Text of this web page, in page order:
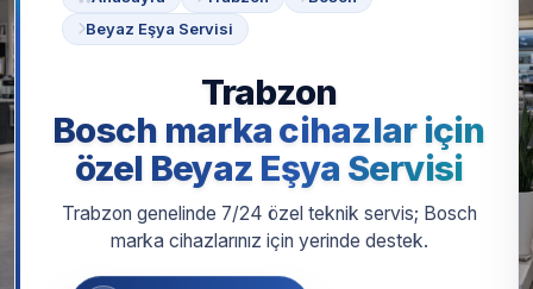
Beyaz Eşya Servisi
Trabzon
Bosch marka cihazlar için
özel Beyaz Eşya Servisi
Trabzon genelinde 7/24 özel teknik servis; Bosch
marka cihazlarınız için yerinde destek.